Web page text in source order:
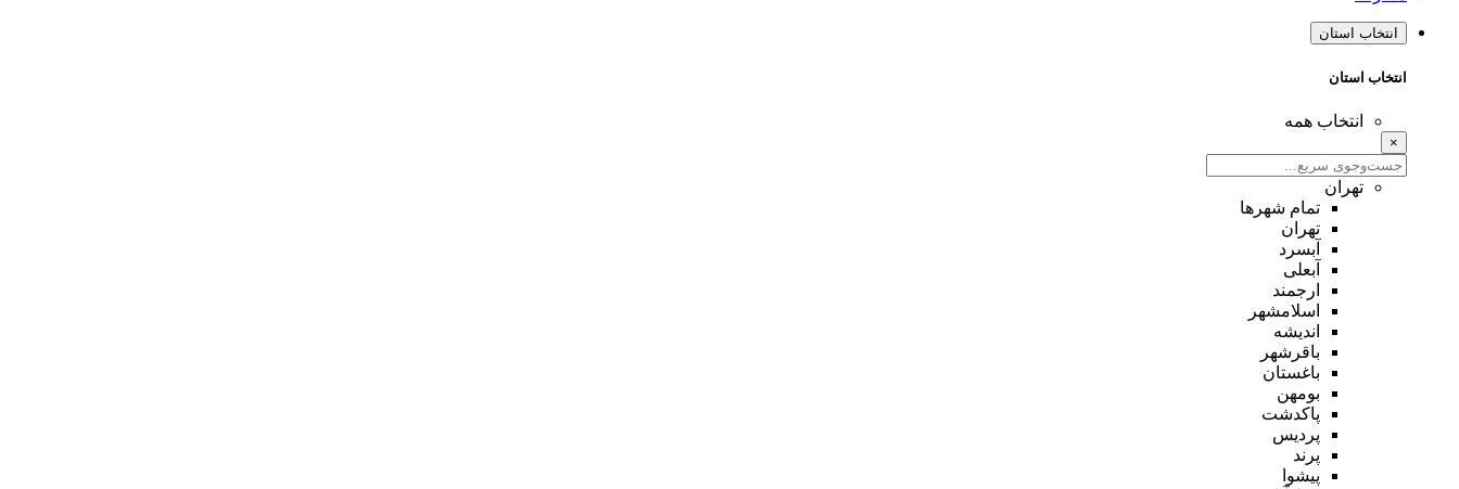
انتخاب استان
انتخاب استان
انتخاب همه
×
تهران
تمام شهر‌ها
تهران
آبسرد
آبعلی
ارجمند
اسلامشهر
اندیشه
باقرشهر
باغستان
بومهن
پاکدشت
پردیس
پرند
پیشوا